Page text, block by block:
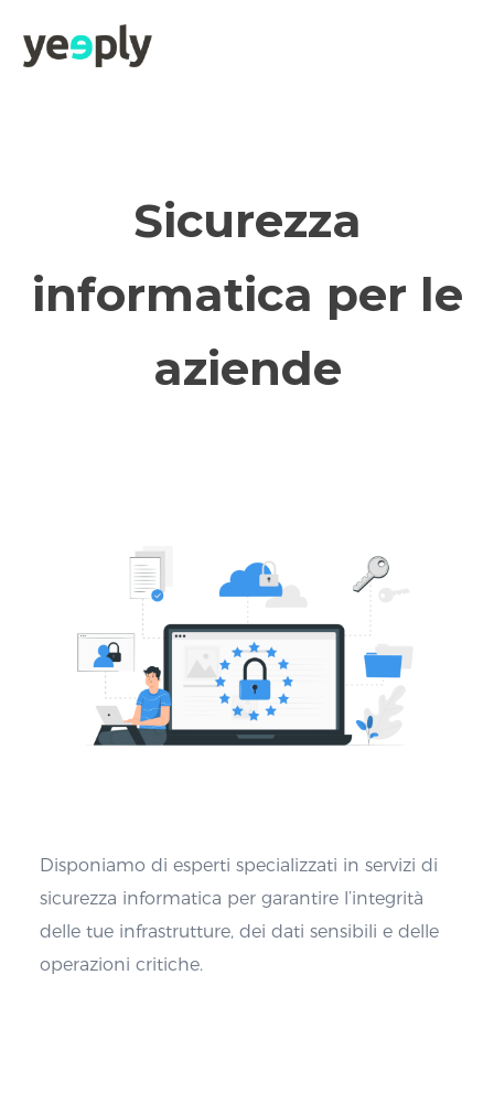
Sicurezza
informatica per le
aziende
Disponiamo di esperti specializzati in servizi di
sicurezza informatica per garantire l’integrità
delle tue infrastrutture, dei dati sensibili e delle
operazioni critiche.